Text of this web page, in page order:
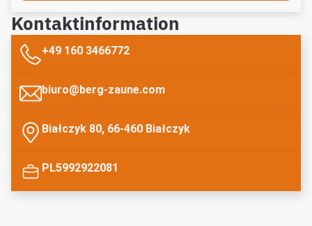
Kontaktinformation
+49 160 3466772
biuro@berg-zaune.com
Białczyk 80, 66-460 Białczyk
PL5992922081